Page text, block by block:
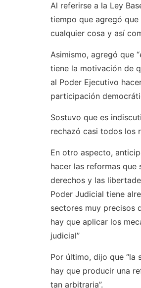
Al referirse a la Ley
tiempo que agregó
cualquier cosa y así
Asimismo, agregó que
tiene la motivación de
al Poder Ejecutivo
participación
Sostuvo que es
rechazó casi todos los
En otro aspecto,
hacer las reformas que
derechos y las
Poder Judicial tiene
sectores muy precisos
hay que aplicar los
judicial”
Por último, dijo que “la
hay que producir una
tan arbitraria”.